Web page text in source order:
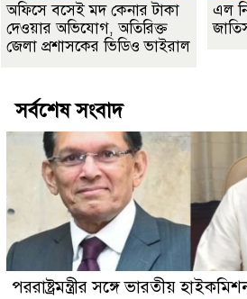
অফিসে বসেই মদ কেনার টাকা
দেওয়ার অভিযোগ, অতিরিক্ত
জেলা প্রশাসকের ভিডিও ভাইরাল
এল
সর্বশেষ সংবাদ
পররাষ্ট্রমন্ত্রীর সঙ্গে ভারতীয়